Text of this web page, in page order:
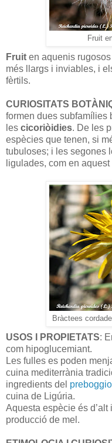
Fruit
Fruit en aquenis
més llargs i inviables, i
fèrtils.
CURIOSITATS
formen dues subfamílies
les cicoriòidies. De les
espècies que tenen, si
tubuloses; i les segones
ligulades, com en aquest
Bràctees
USOS I PROPIETATS:
com hipoglucemiant.
Les fulles es poden
cuina mediterrània
ingredients del
cuina de Ligúria.
Aquesta espècie és
producció de mel.